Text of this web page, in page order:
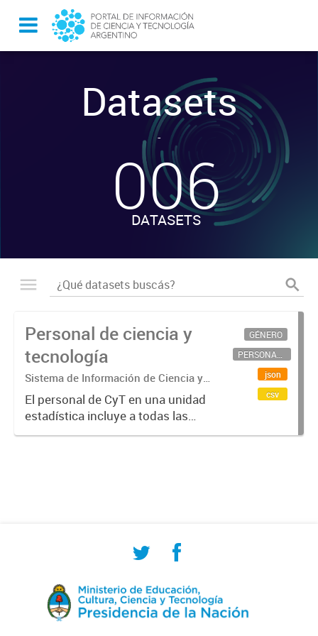
Datasets
-
006
DATASETS
Personal de ciencia y
tecnología
Sistema de Información de Ciencia y
Tecnología Argentino (SICYTAR)
El personal de CyT en una unidad
estadística incluye a todas las
personas involucradas
GÉNERO
PERSONAL CIENTÍFICO-TECNOLÓGICO
json
csv